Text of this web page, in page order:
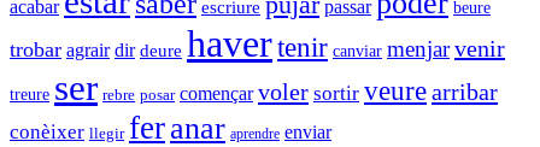
acabar escriure passar beure
trobar agrair dir deure havertenir canviar menjarvenir
treure ser rebre posar començar voler sortir veurearribar
conèixer llegir feranar aprendre enviar